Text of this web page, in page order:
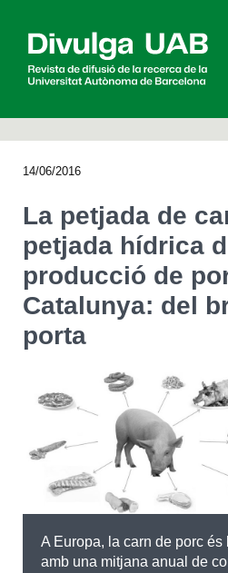
Agenda
English
CERCAR
14/06/2016
La petjada de
petjada hídrica
producció de
Catalunya: del
porta
A Europa, la carn de porc és
amb una mitjana anual de